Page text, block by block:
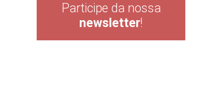
Participe da nossa
newsletter!